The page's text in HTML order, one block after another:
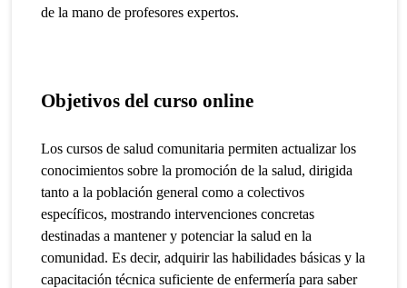
de la mano de profesores expertos.
Objetivos del curso online
Los cursos de salud comunitaria permiten actualizar los
conocimientos sobre la promoción de la salud, dirigida
tanto a la población general como a colectivos
específicos, mostrando intervenciones concretas
destinadas a mantener y potenciar la salud en la
comunidad.Es decir, adquirir las habilidades básicas y la
capacitación técnica suficiente de enfermería para saber